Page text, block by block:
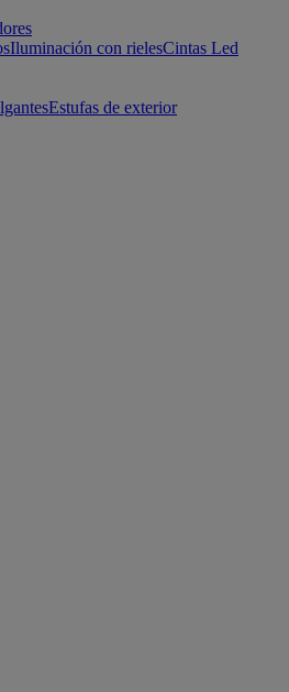
Iluminación con rielesCintas Led
Estufas de exterior